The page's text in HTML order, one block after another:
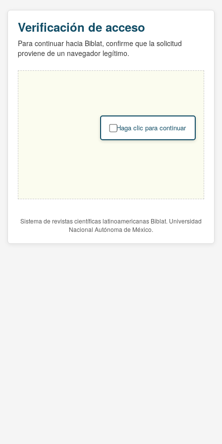
Verificación de acceso
Para continuar hacia Biblat, confirme que la solicitud
proviene de un navegador legítimo.
Haga clic para continuar
Sistema de revistas científicas latinoamericanas Biblat. Universidad
Nacional Autónoma de México.